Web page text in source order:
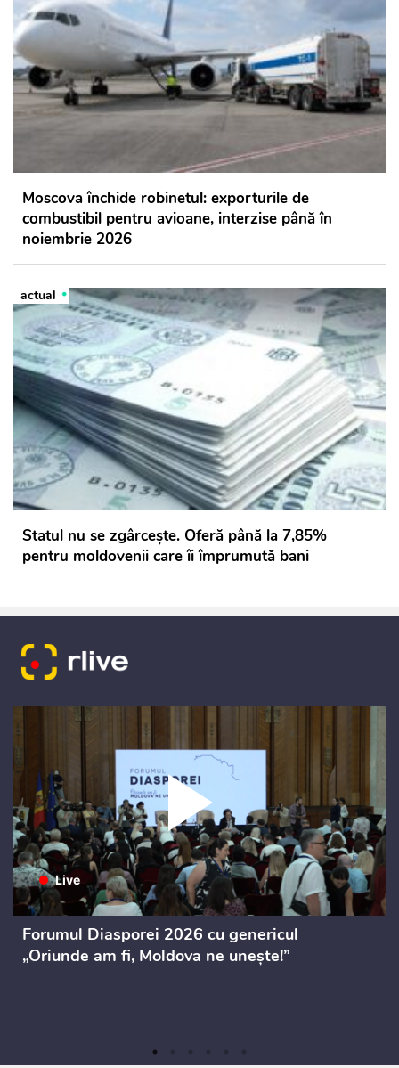
Moscova închide robinetul: exporturile de
combustibil pentru avioane, interzise până în
noiembrie 2026
actual
Statul nu se zgârcește. Oferă până la 7,85%
pentru moldovenii care îi împrumută bani
Forumul Diasporei 2026 cu genericul
„Oriunde am fi, Moldova ne unește!”